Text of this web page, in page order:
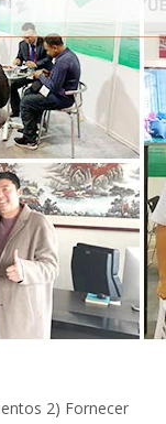
2) Fornecer